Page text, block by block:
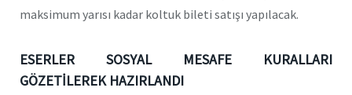
maksimum yarısı kadar koltuk bileti satışı yapılacak.
ESERLER SOSYAL MESAFE KURALLARI
GÖZETİLEREK HAZIRLANDI